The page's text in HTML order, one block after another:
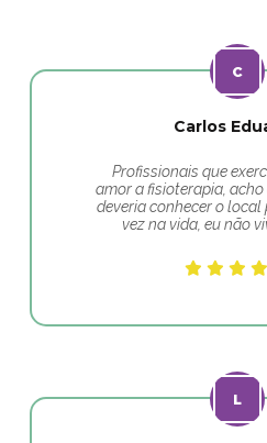
Carlos
Profissionais que
amor a fisioterapia,
deveria conhecer o local
vez na vida, eu não